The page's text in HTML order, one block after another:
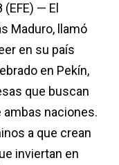
(EFE) — El
Maduro, llamó
en su país
en Pekín,
que buscan
naciones.
a que crean
inviertan en